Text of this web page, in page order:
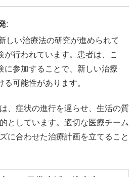
:
しい治療法の研究が進められて
が行われています。患者は、こ
に参加することで、新しい治療
る可能性があります。
、症状の進行を遅らせ、生活の質
としています。適切な医療チーム
に合わせた治療計画を立てること